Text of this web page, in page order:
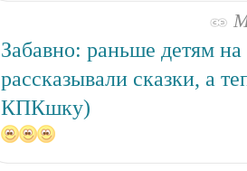
Забавно: раньше детям на
рассказывали сказки, а
КПКшку)